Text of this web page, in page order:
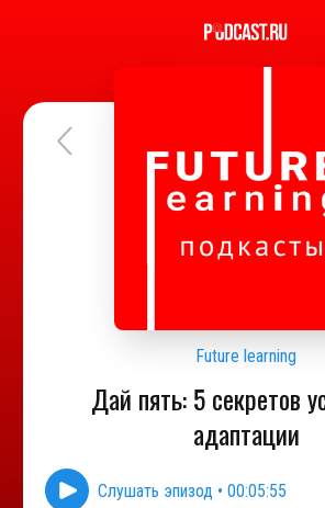
Future learning
Дай пять: 5 секретов
адаптации
Слушать эпизод • 00:05:55